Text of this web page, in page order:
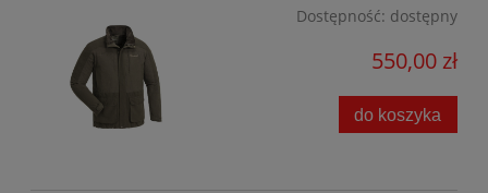
Dostępność: dostępny
550,00 zł
do koszyka